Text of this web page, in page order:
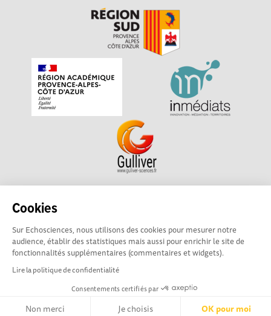
Cookies
Sur Echosciences, nous utilisons des cookies pour mesurer notre
audience, établir des statistiques mais aussi pour enrichir le site de
fonctionnalités supplémentaires (commentaires et widgets).
Lire la politique de confidentialité
Consentements certifiés par
Non merci Je choisis OK pour moi
Echosciences Sud Provence-Alpes-Côte d'Azur est à
académique pour la Recherche et l'Innovation Provence-
Alpes-Côte d'Azur. La plateforme est mise en oeuvre pour
vous parGulliver
Mentions légales|Politique de confidentialité
Ligne éditoriale